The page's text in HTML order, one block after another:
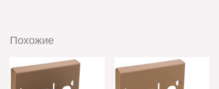
Похожие